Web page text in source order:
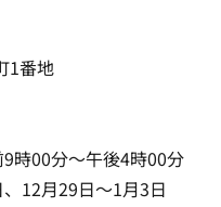
1番地
時00分～午後4時00分
12月29日～1月3日